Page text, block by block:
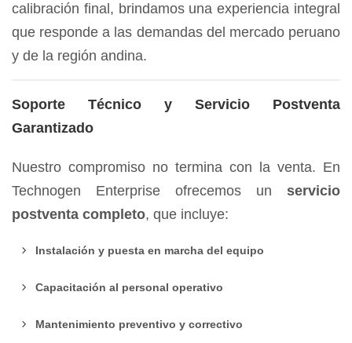
calibración final, brindamos una experiencia integral
que responde a las demandas del mercado peruano
y de la región andina.
Soporte Técnico y Servicio Postventa
Garantizado
Nuestro compromiso no termina con la venta. En
Technogen Enterprise ofrecemos un servicio
postventa completo, que incluye:
Instalación y puesta en marcha del equipo
Capacitación al personal operativo
Mantenimiento preventivo y correctivo